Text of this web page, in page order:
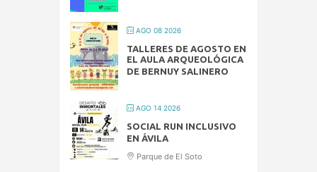
AGO 08 2026
TALLERES DE AGOSTO EN
EL AULA ARQUEOLÓGICA
DE BERNUY SALINERO
AGO 14 2026
SOCIAL RUN INCLUSIVO
EN ÁVILA
Parque de El Soto